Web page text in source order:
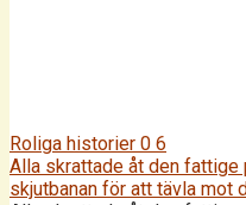
Roliga historier 0 6
Alla skrattade åt den fattige
skjutbanan för att tävla mot